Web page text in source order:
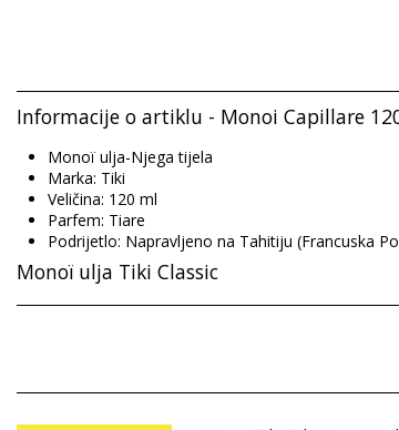
Informacije o artiklu - Monoi Capillare
Monoï ulja-Njega tijela
Marka: Tiki
Veličina: 120 ml
Parfem: Tiare
Podrijetlo: Napravljeno na Tahitiju (Francuska
Monoï ulja Tiki Classic